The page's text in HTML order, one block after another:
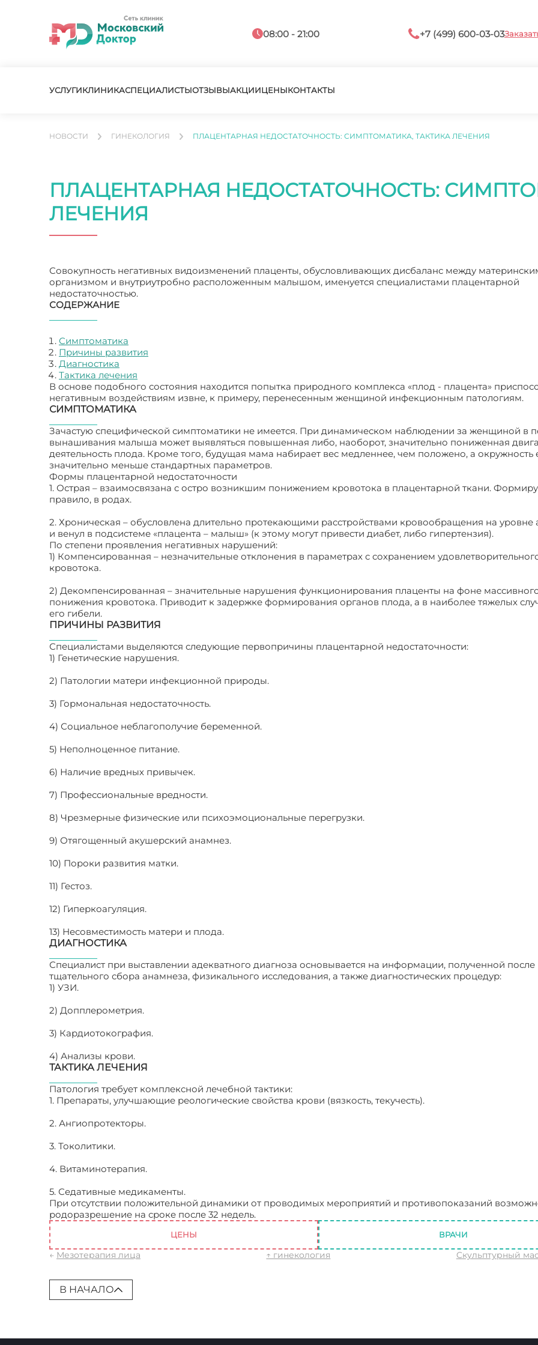
08:00 - 21:00 +7 (499) 600-03-03
УСЛУГИКЛИНИКАСПЕЦИАЛИСТЫОТЗЫВЫАКЦИИЦЕНЫКОНТАКТЫ
НОВОСТИ ГИНЕКОЛОГИЯ ПЛАЦЕНТАРНАЯ НЕДОСТАТОЧНОСТЬ: СИМПТОМАТИКА, ТАКТИКА ЛЕЧЕНИЯ
ПЛАЦЕНТАРНАЯ НЕДОСТАТОЧНОСТЬ:
ЛЕЧЕНИЯ
Совокупность негативных видоизменений плаценты, обусловливающих дисбаланс между
организмом и внутриутробно расположенным малышом, именуется специалистами плацентарной
недостаточностью.
СОДЕРЖАНИЕ
Симптоматика
Причины развития
Диагностика
Тактика лечения
В основе подобного состояния находится попытка природного комплекса «плод - плацента»
негативным воздействиям извне, к примеру, перенесенным женщиной инфекционным патологиям.
СИМПТОМАТИКА
Зачастую специфической симптоматики не имеется. При динамическом наблюдении за женщиной в
вынашивания малыша может выявляться повышенная либо, наоборот, значительно пониженная
деятельность плода. Кроме того, будущая мама набирает вес медленнее, чем положено, а окружность
значительно меньше стандартных параметров.
Формы плацентарной недостаточности
1. Острая – взаимосвязана с остро возникшим понижением кровотока в плацентарной ткани.
правило, в родах.
2. Хроническая – обусловлена длительно протекающими расстройствами кровообращения на уровне
и венул в подсистеме «плацента – малыш» (к этому могут привести диабет, либо гипертензия).
По степени проявления негативных нарушений:
1) Компенсированная – незначительные отклонения в параметрах с сохранением
кровотока.
2) Декомпенсированная – значительные нарушения функционирования плаценты на фоне
понижения кровотока. Приводит к задержке формирования органов плода, а в наиболее тяжелых
его гибели.
ПРИЧИНЫ РАЗВИТИЯ
Специалистами выделяются следующие первопричины плацентарной недостаточности:
1) Генетические нарушения.
2) Патологии матери инфекционной природы.
3) Гормональная недостаточность.
4) Социальное неблагополучие беременной.
5) Неполноценное питание.
6) Наличие вредных привычек.
7) Профессиональные вредности.
8) Чрезмерные физические или психоэмоциональные перегрузки.
9) Отягощенный акушерский анамнез.
10) Пороки развития матки.
11) Гестоз.
12) Гиперкоагуляция.
13) Несовместимость матери и плода.
ДИАГНОСТИКА
Специалист при выставлении адекватного диагноза основывается на информации, полученной после
тщательного сбора анамнеза, физикального исследования, а также диагностических процедур:
1) УЗИ.
2) Допплерометрия.
3) Кардиотокография.
4) Анализы крови.
ТАКТИКА ЛЕЧЕНИЯ
Патология требует комплексной лечебной тактики:
1. Препараты, улучшающие реологические свойства крови (вязкость, текучесть).
2. Ангиопротекторы.
3. Токолитики.
4. Витаминотерапия.
5. Седативные медикаменты.
При отсутствии положительной динамики от проводимых мероприятий и противопоказаний
родоразрешение на сроке после 32 недель.
ЦЕНЫ ВРАЧИ
← Мезотерапия лица ↑ гинекология Cкульптурный
В НАЧАЛО